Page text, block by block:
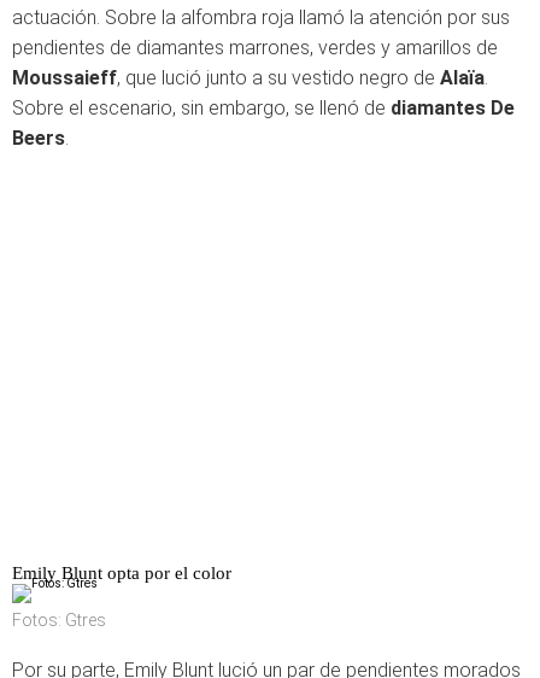
actuación. Sobre la alfombra roja llamó la atención por sus
pendientes de diamantes marrones, verdes y amarillos de
Moussaieff, que lució junto a su vestido negro de Alaïa.
Sobre el escenario, sin embargo, se llenó de diamantes De
Beers.
Emily Blunt opta por el color
Fotos: Gtres
Por su parte, Emily Blunt lució un par de pendientes morados